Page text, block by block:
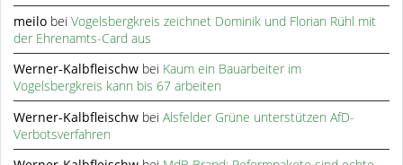
meilo beiVogelsbergkreis zeichnet Dominik und Florian Rühl mit
der Ehrenamts-Card aus
Werner-Kalbfleischw bei Kaum ein Bauarbeiter im
Vogelsbergkreis kann bis 67 arbeiten
Werner-Kalbfleischw beiAlsfelder Grüne unterstützen AfD-
Verbotsverfahren